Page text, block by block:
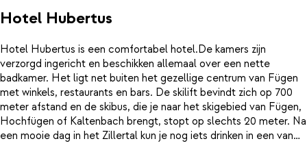
Hotel Hubertus
Hotel Hubertus is een comfortabel hotel.De kamers zijn
verzorgd ingericht en beschikken allemaal over een nette
badkamer. Het ligt net buiten het gezellige centrum van Fügen
met winkels, restaurants en bars. De skilift bevindt zich op 700
meter afstand en de skibus, die je naar het skigebied van Fügen,
Hochfügen of Kaltenbach brengt, stopt op slechts 20 meter. Na
een mooie dag in het Zillertal kun je nog iets drinken in een van